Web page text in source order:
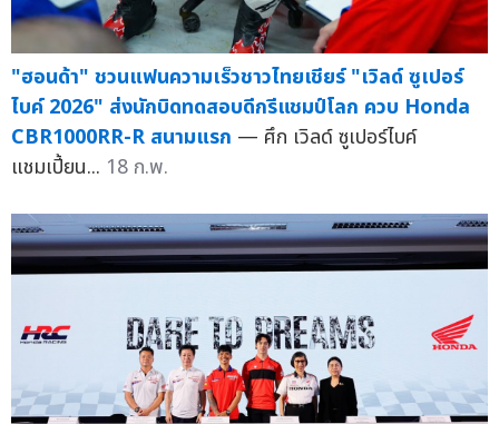
"ฮอนด้า" ชวนแฟนความเร็วชาวไทยเชียร์ "เวิลด์ ซูเปอร์
ไบค์ 2026" ส่งนักบิดทดสอบดีกรีแชมป์โลก ควบ Honda
CBR1000RR-R สนามแรก — ศึก เวิลด์ ซูเปอร์ไบค์
แชมเปี้ยน... 18 ก.พ.